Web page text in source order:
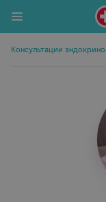
Консультации